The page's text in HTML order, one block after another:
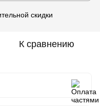
скидки
К сравнению